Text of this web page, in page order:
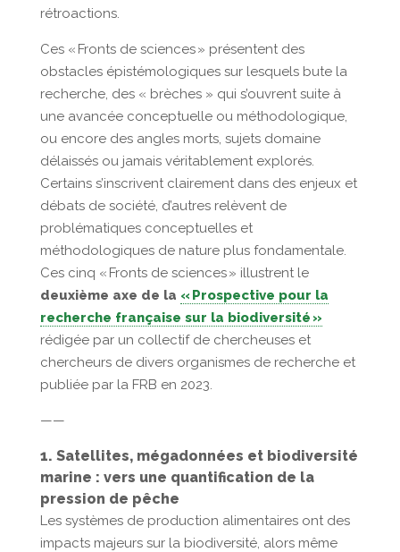
rétroactions.
Ces « Fronts de sciences » présentent des
obstacles épistémologiques sur lesquels bute la
recherche, des « brèches » qui s’ouvrent suite à
une avancée conceptuelle ou méthodologique,
ou encore des angles morts, sujets domaine
délaissés ou jamais véritablement explorés.
Certains s’inscrivent clairement dans des enjeux et
débats de société, d’autres relèvent de
problématiques conceptuelles et
méthodologiques de nature plus fondamentale.
Ces cinq « Fronts de sciences » illustrent le
deuxième axe de la « Prospective pour la
recherche française sur la biodiversité »
rédigée par un collectif de chercheuses et
chercheurs de divers organismes de recherche et
publiée par la FRB en 2023.
——
1. Satellites, mégadonnées et biodiversité
marine : vers une quantification de la
pression de pêche
Les systèmes de production alimentaires ont des
impacts majeurs sur la biodiversité, alors même